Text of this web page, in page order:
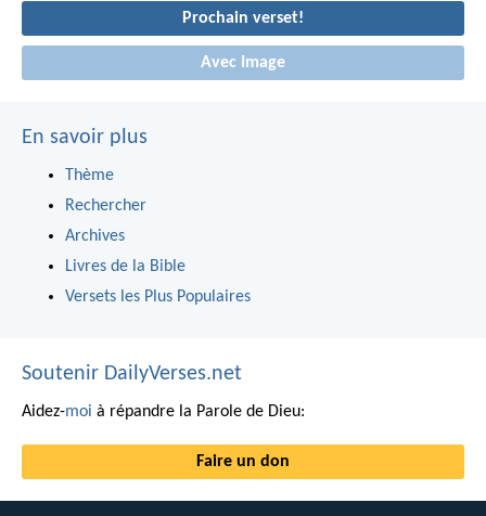
Prochain verset!
Avec Image
En savoir plus
Thème
Rechercher
Archives
Livres de la Bible
Versets les Plus Populaires
Soutenir DailyVerses.net
Aidez-moi à répandre la Parole de Dieu:
Faire un don